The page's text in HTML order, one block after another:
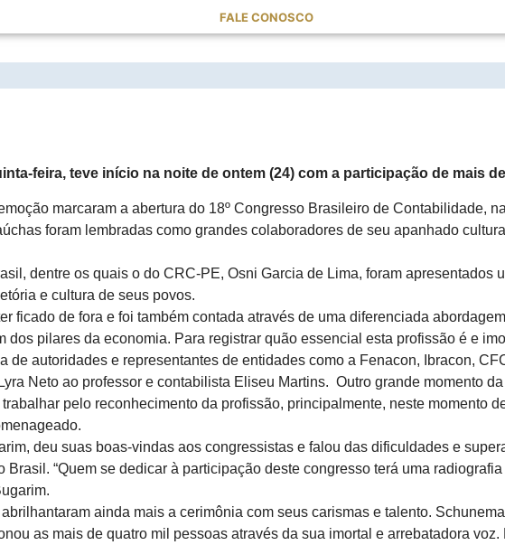
FALE CONOSCO
AOS CONTABILISTAS BRASILEIROS
feira, teve início na noite de ontem (24) com a participação de mais
marcaram a abertura do 18º Congresso Brasileiro de Contabilidade,
foram lembradas como grandes colaboradores de seu apanhado
dentre os quais o do CRC-PE, Osni Garcia de Lima, foram apresentados
e cultura de seus povos.
ficado de fora e foi também contada através de uma diferenciada
dos pilares da economia. Para registrar quão essencial esta profissão é e
de autoridades e representantes de entidades como a Fenacon, Ibracon,
Neto ao professor e contabilista Eliseu Martins. Outro grande momento
pelo reconhecimento da profissão, principalmente, neste momento
deu suas boas-vindas aos congressistas e falou das dificuldades e
Brasil. “Quem se dedicar à participação deste congresso terá uma
ainda mais a cerimônia com seus carismas e talento.
as mais de quatro mil pessoas através da sua imortal e arrebatadora